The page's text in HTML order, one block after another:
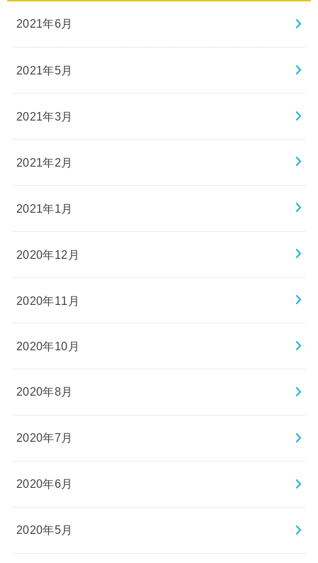
2021年6月
2021年5月
2021年3月
2021年2月
2021年1月
2020年12月
2020年11月
2020年10月
2020年8月
2020年7月
2020年6月
2020年5月